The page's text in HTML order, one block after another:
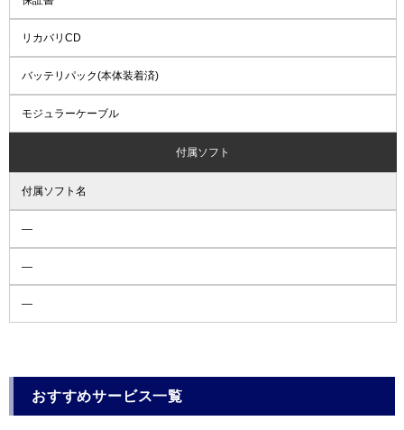
リカバリCD
バッテリパック(本体装着済)
モジュラーケーブル
付属ソフト
付属ソフト名
―
―
―
おすすめサービス一覧